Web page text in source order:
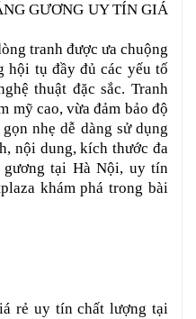
GƯƠNG UY TÍN GIÁ
tranh được ưa chuộng
hội tụ đầy đủ các yếu tố
thuật đặc sắc. Tranh
mỹ cao, vừa đảm bảo độ
nhẹ dễ dàng sử dụng
nội dung, kích thước đa
gương tại Hà Nội, uy tín
khám phá trong bài
rẻ uy tín chất lượng tại